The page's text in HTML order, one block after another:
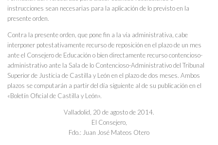
instrucciones sean necesarias para la aplicación de lo previsto en la
presente orden.
Contra la presente orden, que pone fin a la vía administrativa, cabe
interponer potestativamente recurso de reposición en el plazo de un mes
ante el Consejero de Educación o bien directamente recurso contencioso-
administrativo ante la Sala de lo Contencioso-Administrativo del Tribunal
Superior de Justicia de Castilla y León en el plazo de dos meses. Ambos
plazos se computarán a partir del día siguiente al de su publicación en el
«Boletín Oficial de Castilla y León».
Valladolid, 20 de agosto de 2014.
El Consejero,
Fdo.: Juan José Mateos Otero